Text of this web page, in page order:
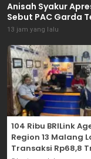
Anisah Syakur
Sebut PAC Garda
13 jam yang lalu
104 Ribu BRILink
Region 13 Malang
Transaksi Rp68,8